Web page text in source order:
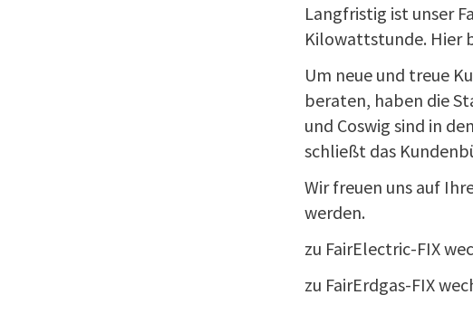
Langfristig ist unser
Kilowattstunde. Hier
Um neue und treue
beraten, haben die
und Coswig sind in
schließt das
Wir freuen uns auf
werden.
zu FairElectric-FIX
zu FairErdgas-FIX